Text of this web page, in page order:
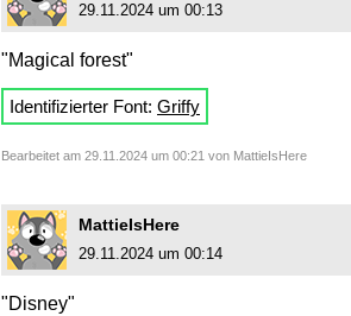
29.11.2024 um 00:13
"Magical forest"
Identifizierter Font: Griffy
Bearbeitet am 29.11.2024 um 00:21 von MattieIsHere
MattieIsHere
29.11.2024 um 00:14
"Disney"